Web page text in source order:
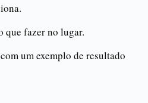
que fazer no lugar.
um exemplo de resultado